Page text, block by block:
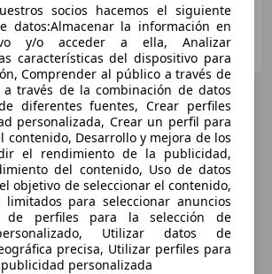
socios hacemos el siguiente
datos:Almacenar la información en
y/o acceder a ella, Analizar
características del dispositivo para
Comprender al público a través de
a través de la combinación de datos
diferentes fuentes, Crear perfiles
personalizada, Crear un perfil para
contenido, Desarrollo y mejora de los
el rendimiento de la publicidad,
del contenido, Uso de datos
objetivo de seleccionar el contenido,
para seleccionar anuncios
de perfiles para la selección de
Utilizar datos de
precisa, Utilizar perfiles para
personalizada